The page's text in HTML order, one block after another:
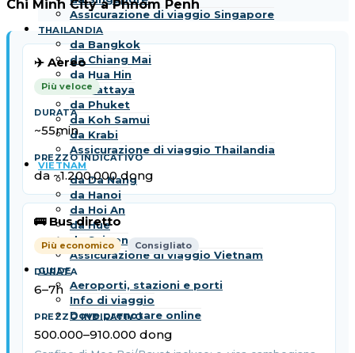
Assicurazione di viaggio Singapore
THAILANDIA
da Bangkok
da Chiang Mai
da Hua Hin
da Pattaya
da Phuket
da Koh Samui
da Krabi
Assicurazione di viaggio Thailandia
VIETNAM
da Da Nang
da Hanoi
da Hoi An
da Hue
da Saigon
Assicurazione di viaggio Vietnam
GUIDE
Aeroporti, stazioni e porti
Info di viaggio
Dove prenotare online
Chi Minh City a Phnom Penh
✈️ Aereo
Più veloce
~55min
da ~1.200.000 dong
🚌 Bus diretto
Più economico Consigliato
6–7h
500.000–910.000 dong